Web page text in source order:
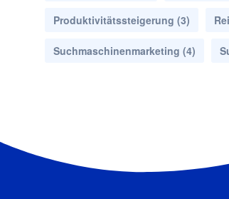
Produktivitätssteigerung (3)
Suchmaschinenmarketing (4)